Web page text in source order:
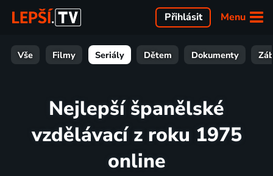
Menu
Přihlásit
Vše Filmy Seriály Dětem Dokumenty
Nejlepší španělské
vzdělávací z roku 1975
online